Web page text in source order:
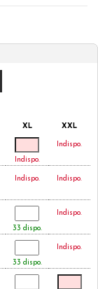
XL XXL
Indispo.
Indispo.
Indispo. Indispo.
33 dispo.
Indispo.
33 dispo.
Indispo.